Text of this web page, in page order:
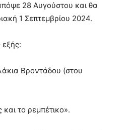
28 Αυγούστου και θα
1 Σεπτεμβρίου 2024.
Βροντάδου (στου
το ρεμπέτικο».